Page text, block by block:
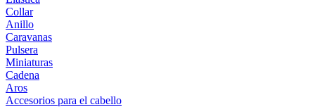
Collar
Anillo
Caravanas
Pulsera
Miniaturas
Cadena
Aros
Accesorios para el cabello